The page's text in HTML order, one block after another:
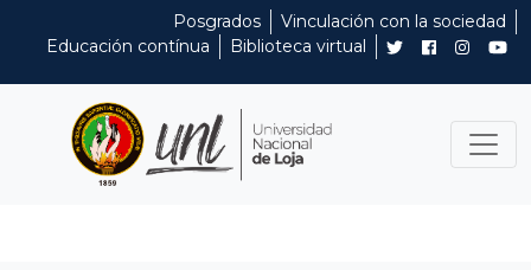
Posgrados
Vinculación con la sociedad
Educación contínua
Biblioteca virtual